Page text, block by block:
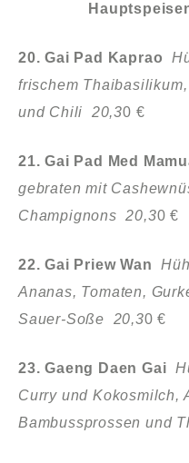
20. Gai Pad Kaprao
frischem
und Chili 20,30 €
21. Gai Pad Med
gebraten mit
Champignons 20,30 €
22. Gai Priew Wan
Ananas, Tomaten,
Sauer-Soße 20,30 €
23. Gaeng Daen Gai
Curry und Kokosmilch,
Bambussprossen und